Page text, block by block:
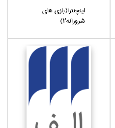
اينچنترا(بازي هاي
شرورانه2)